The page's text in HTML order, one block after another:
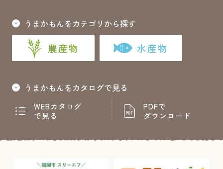
うまかもんをカテゴリから探す
農産物 水産物
うまかもんをカタログで見る
WEBカタログ
で見る
PDFで
ダウンロード